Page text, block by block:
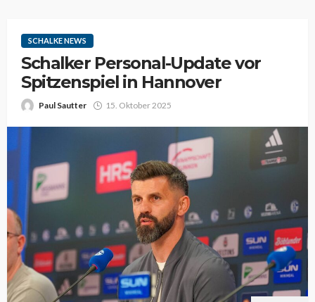
SCHALKE NEWS
Schalker Personal-Update vor
Spitzenspiel in Hannover
Paul Sautter 15. Oktober 2025